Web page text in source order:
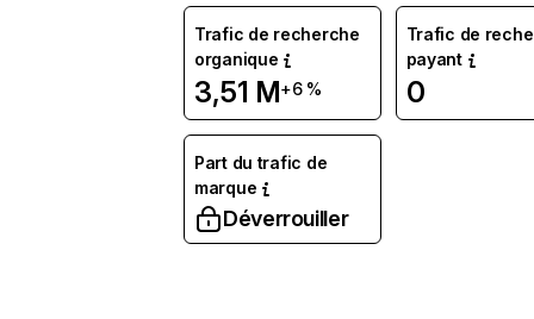
Trafic de recherche
organique
3,51 M+6 %
Trafic de
payant
0
Part du trafic de
marque
Déverrouiller